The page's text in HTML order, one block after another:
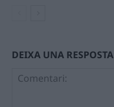
DEIXA UNA RESPOSTA